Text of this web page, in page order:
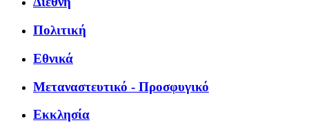
Πολιτική
Εθνικά
Μεταναστευτικό - Προσφυγικό
Εκκλησία